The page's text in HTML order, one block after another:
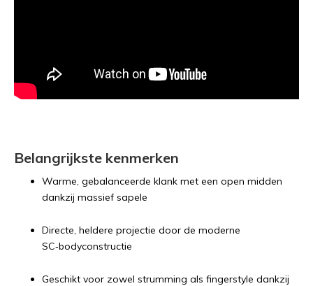
Belangrijkste kenmerken
Warme, gebalanceerde klank met een open midden
dankzij massief sapele
Directe, heldere projectie door de moderne
SC‑bodyconstructie
Geschikt voor zowel strumming als fingerstyle dankzij